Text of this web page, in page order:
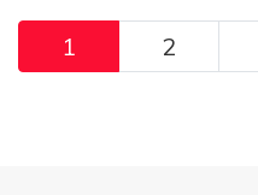
Pagination
1 2